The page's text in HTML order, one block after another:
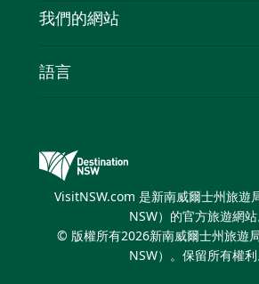
Cookie 通知
新南威爾斯州公路旅行
活動
旅行資訊
新南威爾斯的商業
我們的網站
新南威爾士州旅遊局（
繽紛悉尼燈光音樂節
語言
VisitNSW.com 是新南威爾士州旅遊
NSW）的官方旅遊網站
© 版權所有2026新南威爾士州旅遊
NSW）。保留所有權利